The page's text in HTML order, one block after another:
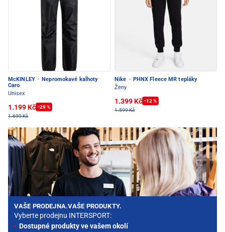
McKINLEY · Nepromokavé kalhoty
Caro
Unisex
1.199 Kč -29 %
1.699 Kč
Nike · PHNX Fleece MR tepláky
Ženy
1.399 Kč -12 %
1.599 Kč
VAŠE PRODEJNA.VAŠE PRODUKTY.
Vyberte prodejnu INTERSPORT:
Dostupné produkty ve vašem okolí